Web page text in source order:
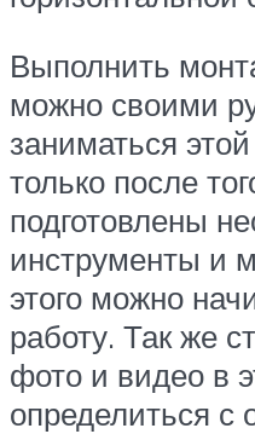
Выполнить
можно своими
заниматься
только после
подготовлены
инструменты и
этого можно
работу. Так же
фото и видео в
определиться с